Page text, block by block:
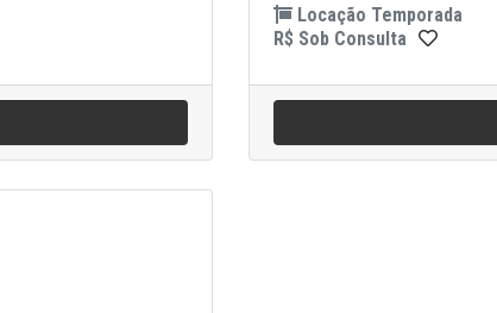
Locação Temporada
R$ Sob Consulta